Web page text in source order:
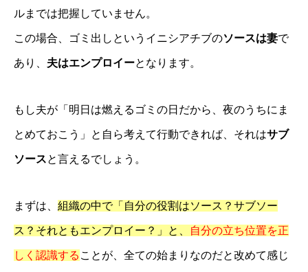
ルまでは把握していません。
この場合、ゴミ出しというイニシアチブのソースは妻で
あり、 夫はエンプロイーとなります。
もし夫が「明日は燃えるゴミの日だから、夜のうちにま
とめておこう」と自ら考えて行動できれば、それはサブ
ソースと言えるでしょう。
まずは、 組織の中で「自分の役割はソース？サブソー
ス？それともエンプロイー？」と、 自分の立ち位置を正
しく認識する ことが、全ての始まりなのだと改めて感じ